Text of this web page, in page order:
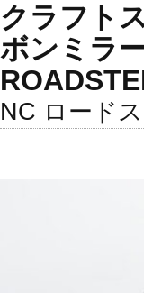
クラフト
ボンミラ
NC ロード